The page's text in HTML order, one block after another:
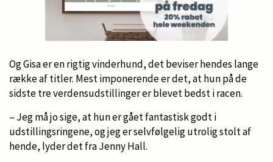
Og Gisa er en rigtig vinderhund, det beviser hendes lange
række af titler. Mest imponerende er det, at hun på de
sidste tre verdensudstillinger er blevet bedst i racen.
– Jeg må jo sige, at hun er gået fantastisk godt i
udstillingsringene, og jeg er selvfølgelig utrolig stolt af
hende, lyder det fra Jenny Hall.